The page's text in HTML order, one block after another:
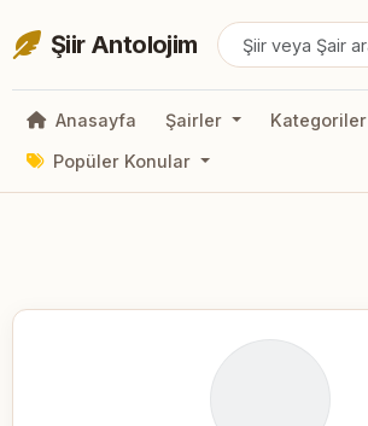
Şiir Antolojim
Anasayfa Şairler
Kategoriler
Popüler Konular